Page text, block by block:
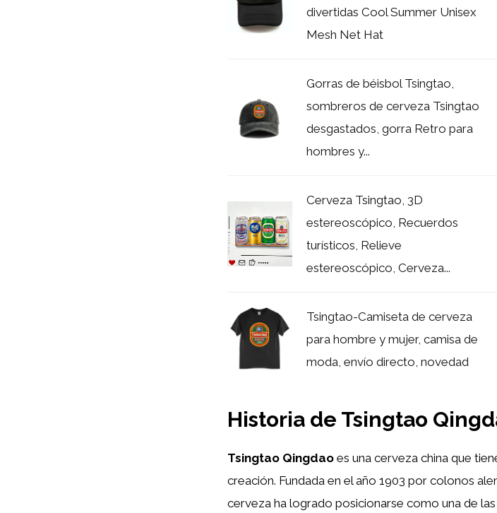
divertidas Cool Summer Unisex
Mesh Net Hat
Gorras de béisbol Tsingtao,
sombreros de cerveza Tsingtao
desgastados, gorra Retro para
hombres y...
Cerveza Tsingtao, 3D
estereoscópico, Recuerdos
turísticos, Relieve
estereoscópico, Cerveza...
Tsingtao-Camiseta de cerveza
para hombre y mujer, camisa de
moda, envío directo, novedad
Historia de Tsingtao
Tsingtao Qingdao es una cerveza china que
creación. Fundada en el año 1903 por colonos
cerveza ha logrado posicionarse como una de